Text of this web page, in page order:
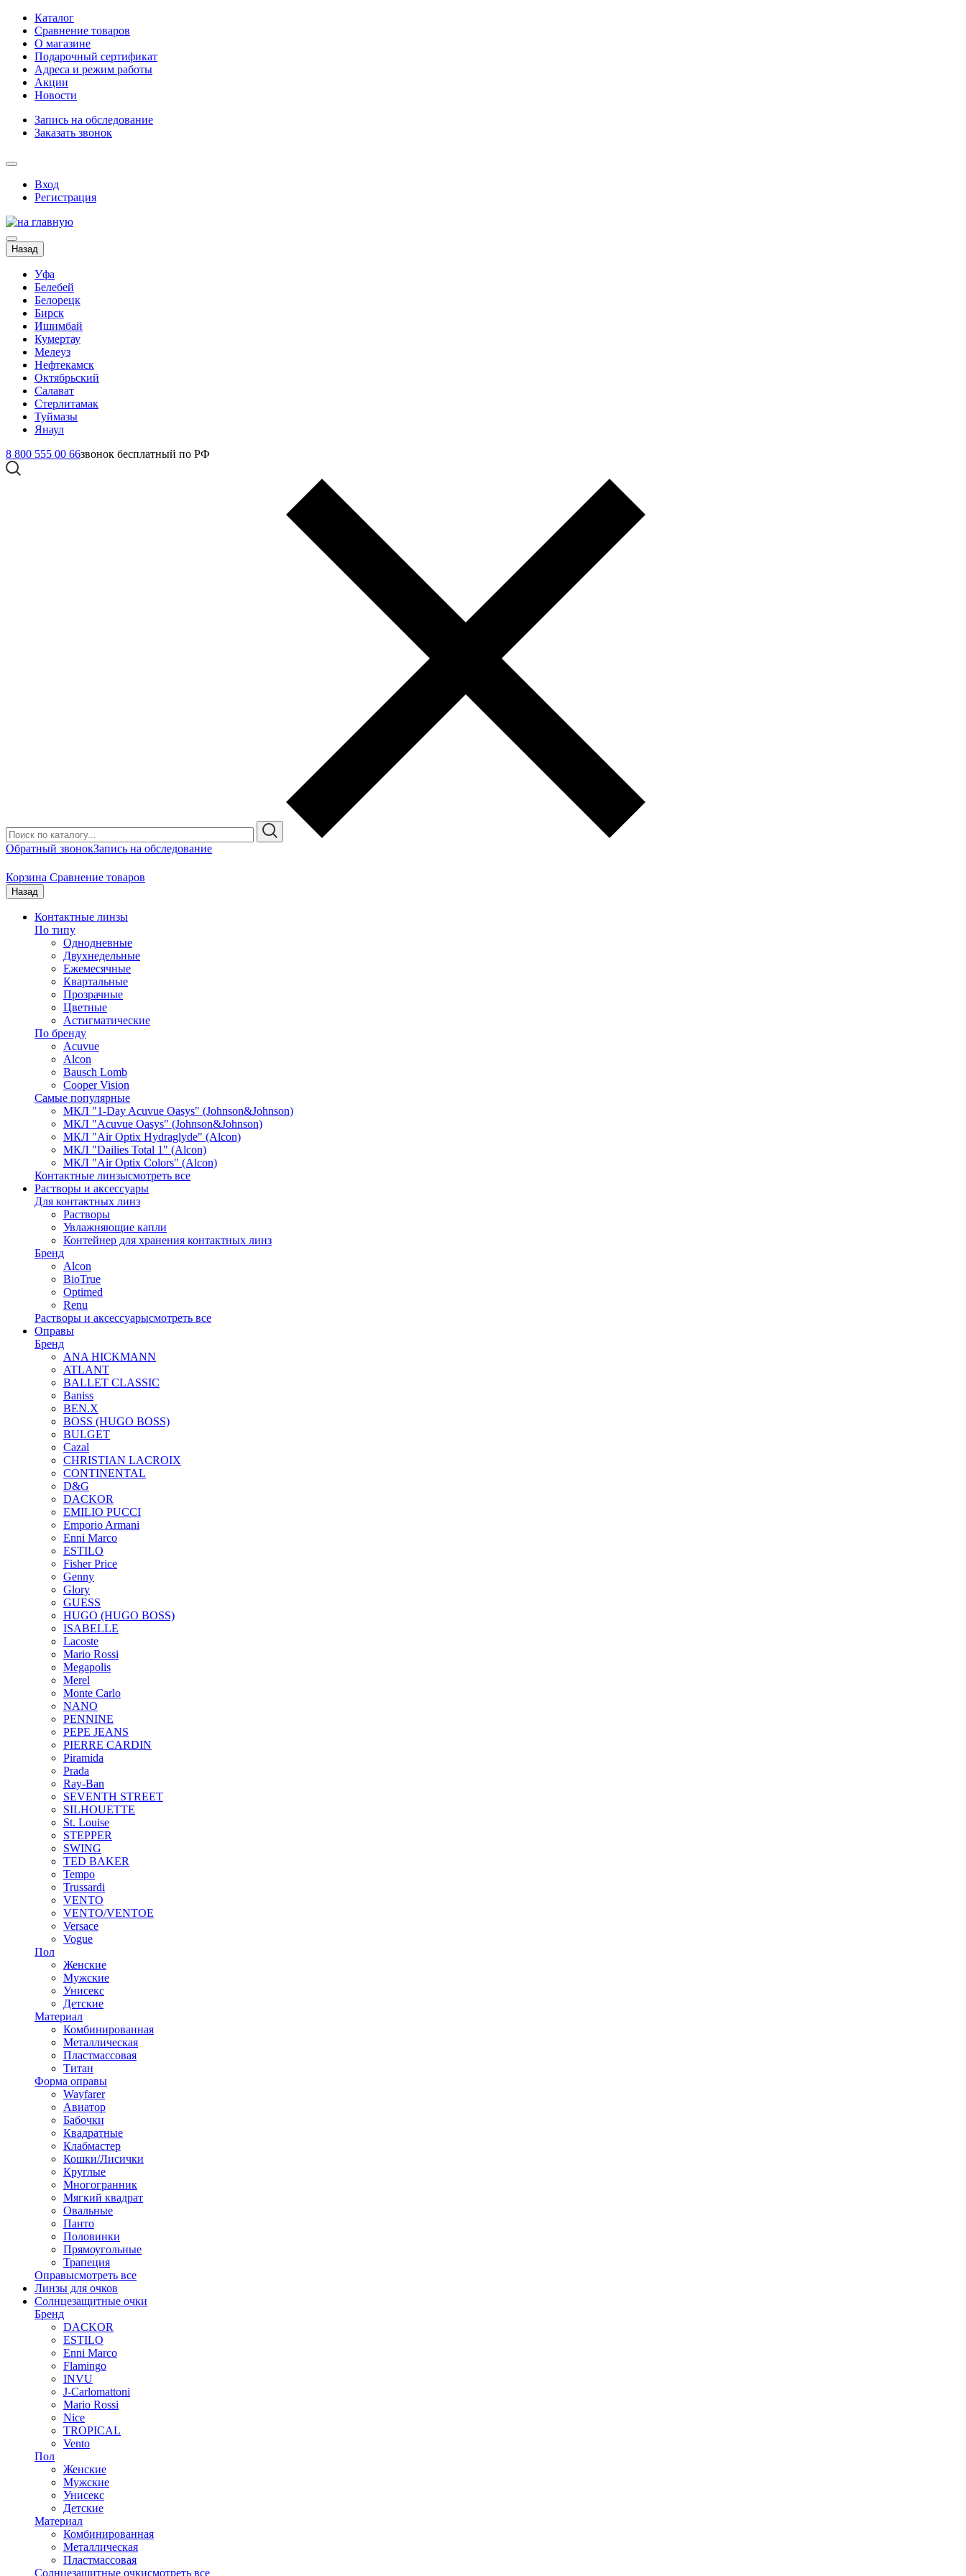
Каталог
Сравнение товаров
О магазине
Подарочный сертификат
Адреса и режим работы
Акции
Новости
Запись на обследование
Заказать звонок
Вход
Регистрация
Назад
Уфа
Белебей
Белорецк
Бирск
Ишимбай
Кумертау
Мелеуз
Нефтекамск
Октябрьский
Салават
Стерлитамак
Туймазы
Янаул
8 800 555 00 66звонок бесплатный по РФ
Обратный звонокЗапись на обследование
Корзина Сравнение товаров
Назад
Контактные линзы
По типу
Однодневные
Двухнедельные
Ежемесячные
Квартальные
Прозрачные
Цветные
Астигматические
По бренду
Acuvue
Alcon
Bausch Lomb
Cooper Vision
Самые популярные
МКЛ "1-Day Acuvue Oasys" (Johnson&Johnson)
МКЛ "Acuvue Oasys" (Johnson&Johnson)
МКЛ "Air Optix Hydraglyde" (Alcon)
МКЛ "Dailies Total 1" (Alcon)
МКЛ "Air Optix Colors" (Alcon)
Контактные линзысмотреть все
Растворы и аксессуары
Для контактных линз
Растворы
Увлажняющие капли
Контейнер для хранения контактных линз
Бренд
Alcon
BioTrue
Optimed
Renu
Растворы и аксессуарысмотреть все
Оправы
Бренд
ANA HICKMANN
ATLANT
BALLET CLASSIC
Baniss
BEN.X
BOSS (HUGO BOSS)
BULGET
Cazal
CHRISTIAN LACROIX
CONTINENTAL
D&G
DACKOR
EMILIO PUCCI
Emporio Armani
Enni Marco
ESTILO
Fisher Price
Genny
Glory
GUESS
HUGO (HUGO BOSS)
ISABELLE
Lacoste
Mario Rossi
Megapolis
Merel
Monte Carlo
NANO
PENNINE
PEPE JEANS
PIERRE CARDIN
Piramida
Prada
Ray-Ban
SEVENTH STREET
SILHOUETTE
St. Louise
STEPPER
SWING
TED BAKER
Tempo
Trussardi
VENTO
VENTO/VENTOE
Versace
Vogue
Пол
Женские
Мужские
Унисекс
Детские
Материал
Комбинированная
Металлическая
Пластмассовая
Титан
Форма оправы
Wayfarer
Авиатор
Бабочки
Квадратные
Клабмастер
Кошки/Лисички
Круглые
Многогранник
Мягкий квадрат
Овальные
Панто
Половинки
Прямоугольные
Трапеция
Оправысмотреть все
Линзы для очков
Солнцезащитные очки
Бренд
DACKOR
ESTILO
Enni Marco
Flamingo
INVU
J-Carlomattoni
Mario Rossi
Nice
TROPICAL
Vento
Пол
Женские
Мужские
Унисекс
Детские
Материал
Комбинированная
Металлическая
Пластмассовая
Солнцезащитные очкисмотреть все